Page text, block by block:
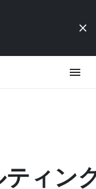
ィン